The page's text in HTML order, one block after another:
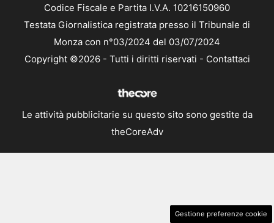
Codice Fiscale e Partita I.V.A. 10216150960
Testata Giornalistica registrata presso il Tribunale di
Monza con n°03/2024 del 03/07/2024
Copyright ©2026 - Tutti i diritti riservati - Contattaci
Le attività pubblicitarie su questo sito sono gestite da
theCoreAdv
Gestione preferenze cookie